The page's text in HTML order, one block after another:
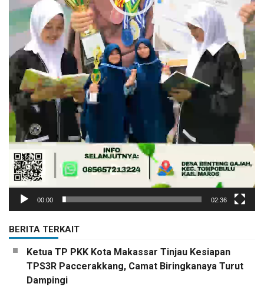
00:00 02:36
BERITA TERKAIT
Ketua TP PKK Kota Makassar Tinjau Kesiapan
TPS3R Paccerakkang, Camat Biringkanaya Turut
Dampingi